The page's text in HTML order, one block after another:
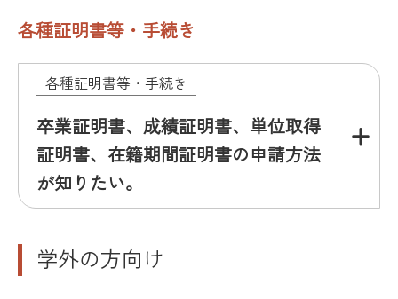
各種証明書等・手続き
各種証明書等・手続き
卒業証明書、成績証明書、単位取得
証明書、在籍期間証明書の申請方法
が知りたい。
学外の方向け